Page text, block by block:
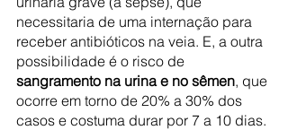
necessitaria de uma internação para
receber antibióticos na veia. E, a outra
possibilidade é o risco de
sangramento na urina e no sêmen, que
ocorre em torno de 20% a 30% dos
casos e costuma durar por 7 a 10 dias.